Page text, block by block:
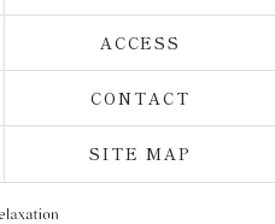
ACCESS
CONTACT
SITE MAP